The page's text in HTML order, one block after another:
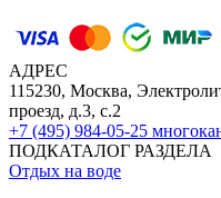
АДРЕС
115230, Москва,
проезд, д.3, с.2
+7 (495) 984-05-25
ПОДКАТАЛОГ РАЗДЕЛА
Отдых на воде